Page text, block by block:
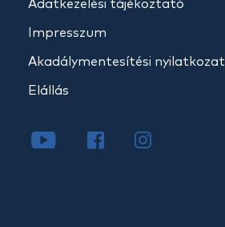
Adatkezelési tájékoztató
Impresszum
Akadálymentesítési nyilatkozat
Elállás